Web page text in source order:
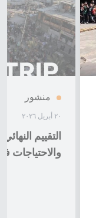
منشور
٢٠ أبريل ٢٠٢٦
التقييم
والاحتياجات